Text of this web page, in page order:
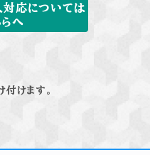
応については
らへ
けます。